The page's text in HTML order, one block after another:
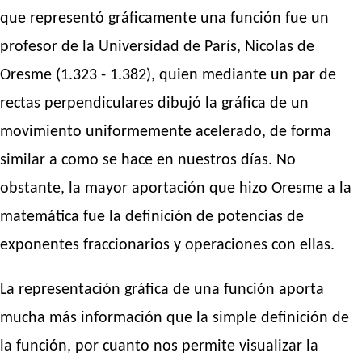
que representó gráficamente una función fue un
profesor de la Universidad de París, Nicolas de
Oresme (1.323 - 1.382), quien mediante un par de
rectas perpendiculares dibujó la gráfica de un
movimiento uniformemente acelerado, de forma
similar a como se hace en nuestros días. No
obstante, la mayor aportación que hizo Oresme a la
matemática fue la definición de potencias de
exponentes fraccionarios y operaciones con ellas.
La representación gráfica de una función aporta
mucha más información que la simple definición de
la función, por cuanto nos permite visualizar la